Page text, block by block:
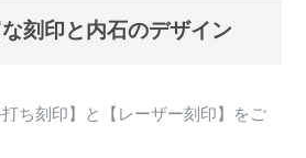
刻印と内石のデザイン
ち刻印】と【レーザー刻印】をご